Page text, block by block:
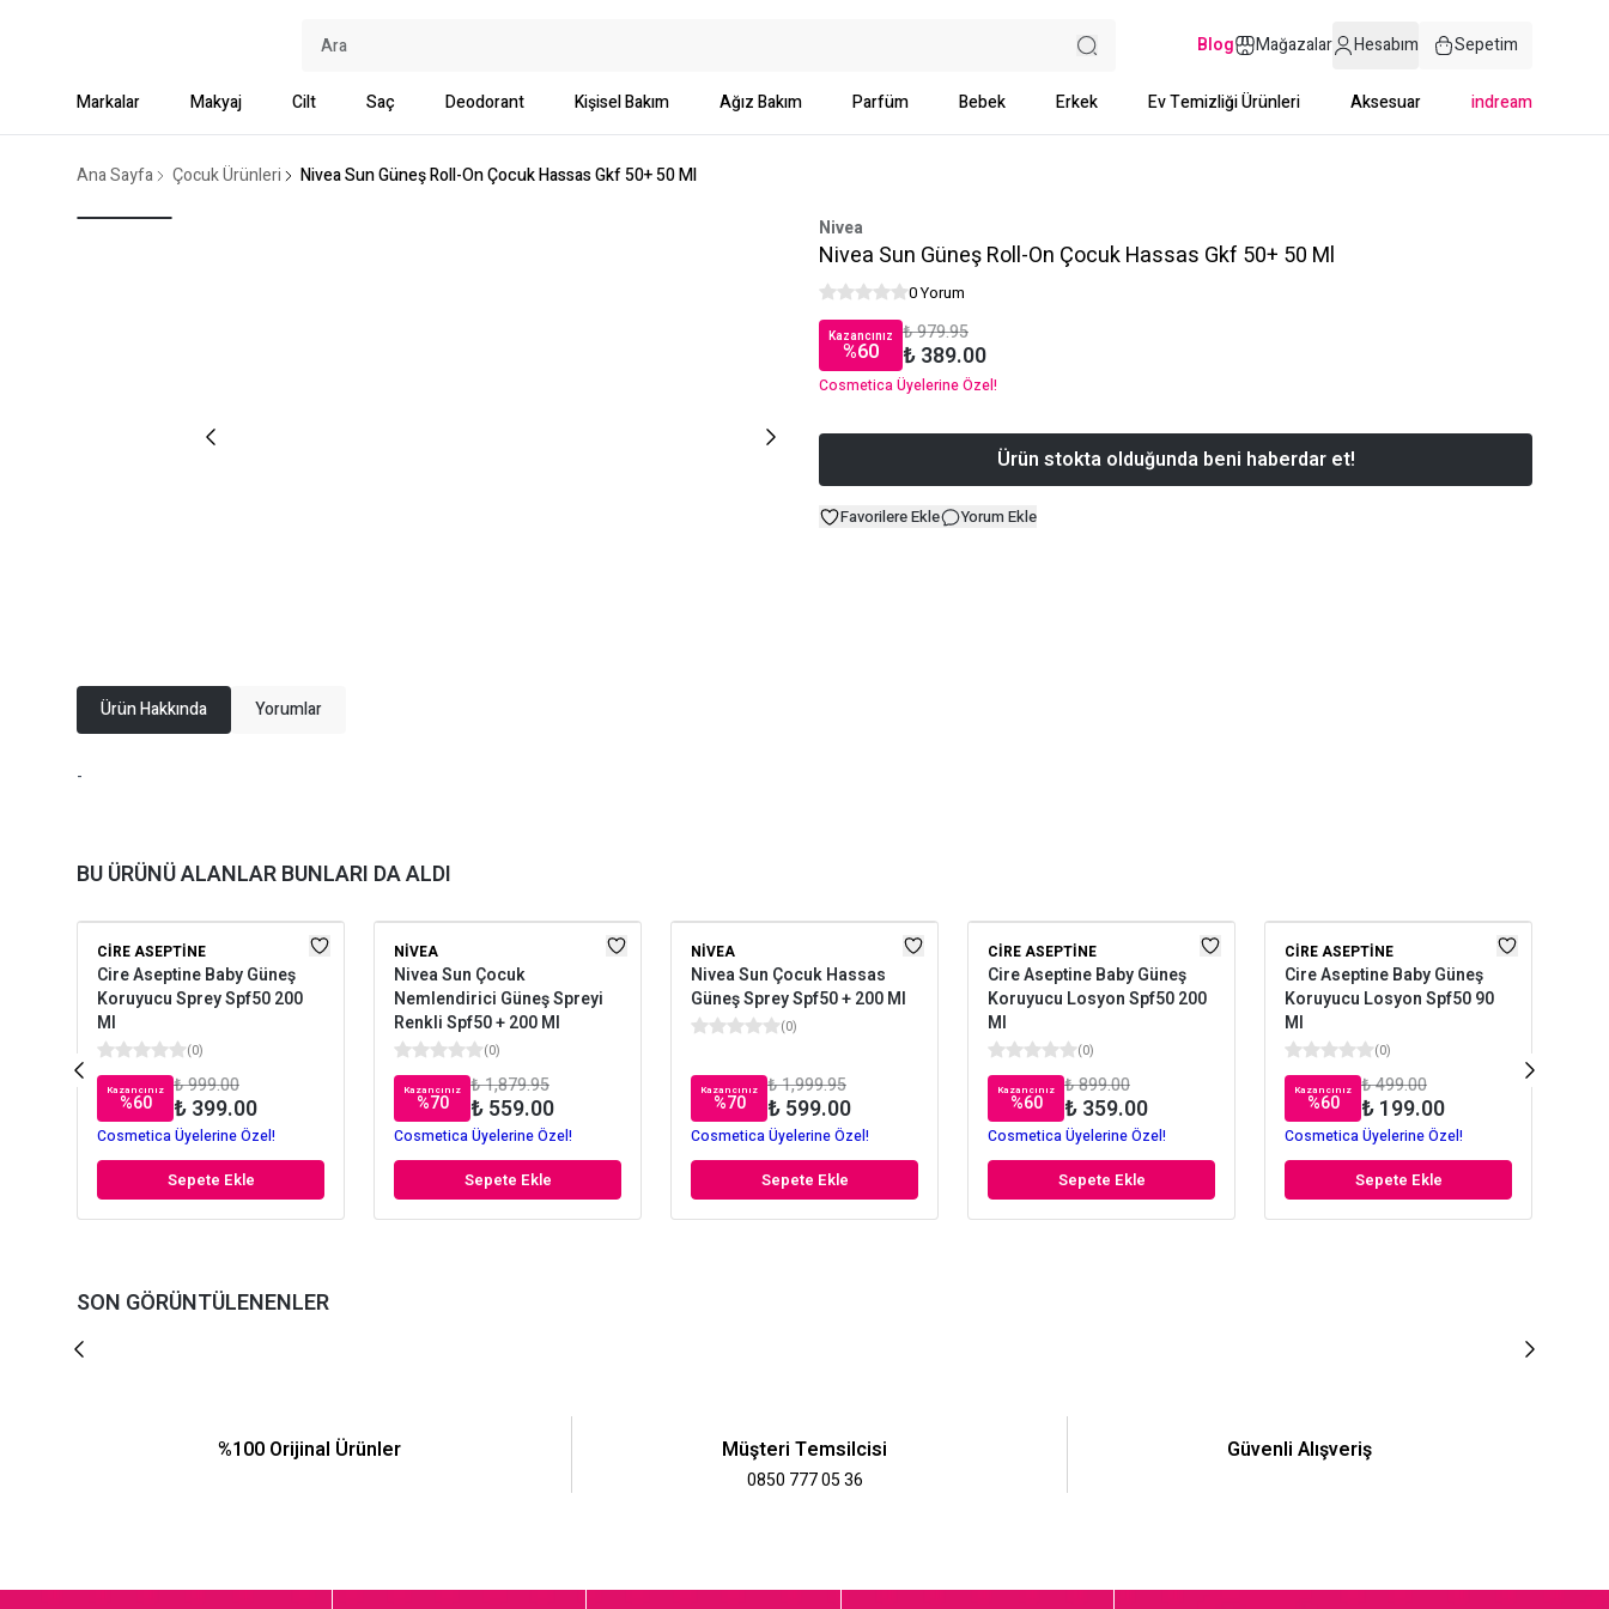
Blog Mağazalar Hesabım Sepetim
Markalar Makyaj Cilt Saç Deodorant Kişisel Bakım Ağız Bakım Parfüm Bebek Erkek Ev Temizliği Ürünleri Aksesuar indream
Ana Sayfa Çocuk Ürünleri Nivea Sun Güneş Roll-On Çocuk Hassas Gkf 50+ 50 Ml
Nivea
Nivea Sun Güneş Roll-On Çocuk Hassas Gkf 50+ 50 Ml
0 Yorum
Kazancınız
%60
₺ 979.95
₺ 389.00
Cosmetica Üyelerine Özel!
Ürün stokta olduğunda beni haberdar et!
Favorilere Ekle Yorum Ekle
Ürün Hakkında Yorumlar
-
BU ÜRÜNÜ ALANLAR BUNLARI DA ALDI
CIRE ASEPTINE
Cire Aseptine Baby Güneş
Koruyucu Sprey Spf50 200
Ml
(0)
Kazancınız
%60
₺ 999.00
₺ 399.00
Cosmetica Üyelerine Özel!
Sepete Ekle
NIVEA
Nivea Sun Çocuk
Nemlendirici Güneş Spreyi
Renkli Spf50 + 200 Ml
(0)
Kazancınız
%70
₺ 1,879.95
₺ 559.00
Cosmetica Üyelerine Özel!
Sepete Ekle
NIVEA
Nivea Sun Çocuk Hassas
Güneş Sprey Spf50 + 200 Ml
(0)
Kazancınız
%70
₺ 1,999.95
₺ 599.00
Cosmetica Üyelerine Özel!
Sepete Ekle
CIRE ASEPTINE
Cire Aseptine Baby Güneş
Koruyucu Losyon Spf50 200
Ml
(0)
Kazancınız
%60
₺ 899.00
₺ 359.00
Cosmetica Üyelerine Özel!
Sepete Ekle
CIRE ASEPTINE
Cire Aseptine Baby Güneş
Koruyucu Losyon Spf50 90
Ml
(0)
Kazancınız
%60
₺ 499.00
₺ 199.00
Cosmetica Üyelerine Özel!
Sepete Ekle
SON GÖRÜNTÜLENENLER
%100 Orijinal Ürünler Müşteri Temsilcisi
0850 777 05 36
Güvenli Alışveriş